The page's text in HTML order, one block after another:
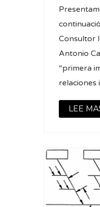
Consultor
Antonio
“primera
relaciones
LEE